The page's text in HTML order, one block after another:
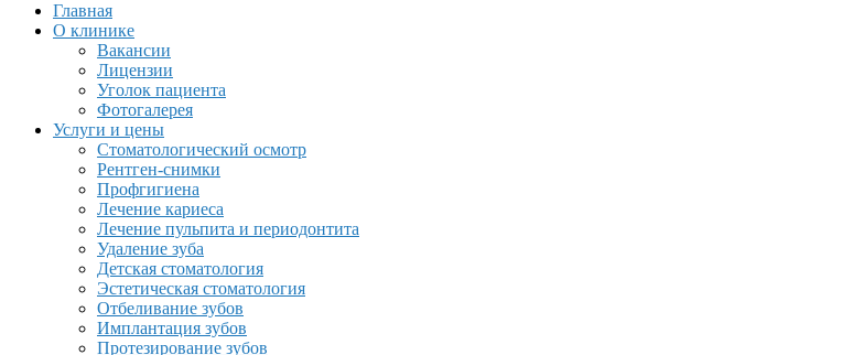
Главная
О клинике
Вакансии
Лицензии
Уголок пациента
Фотогалерея
Услуги и цены
Стоматологический осмотр
Рентген-снимки
Профгигиена
Лечение кариеса
Лечение пульпита и периодонтита
Удаление зуба
Детская стоматология
Эстетическая стоматология
Отбеливание зубов
Имплантация зубов
Протезирование зубов